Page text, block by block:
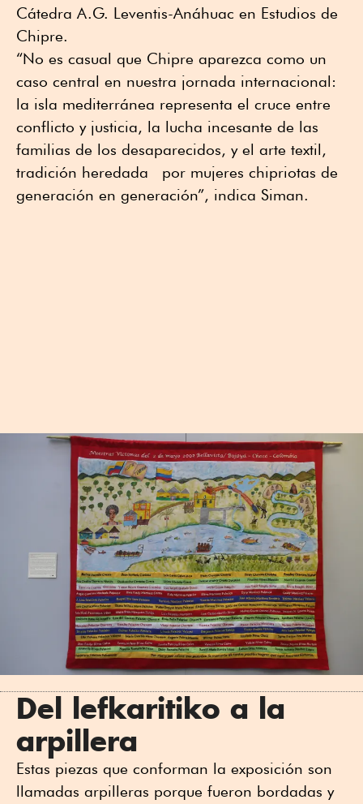
Cátedra A.G. Leventis-Anáhuac en Estudios de
Chipre.
“No es casual que Chipre aparezca como un
caso central en nuestra jornada internacional:
la isla mediterránea representa el cruce entre
conflicto y justicia, la lucha incesante de las
familias de los desaparecidos, y el arte textil,
tradición heredada por mujeres chipriotas de
generación en generación”, indica Siman.
Del lefkaritiko a la
arpillera
Estas piezas que conforman la exposición son
llamadas arpilleras porque fueron bordadas y